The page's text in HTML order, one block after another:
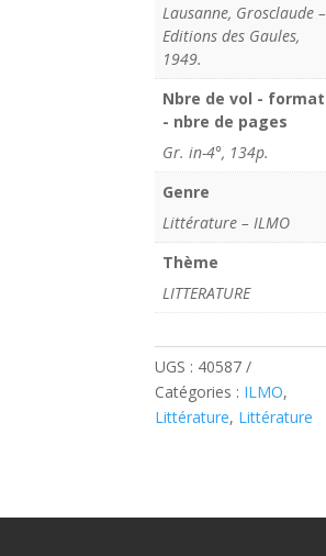
Lausanne, Grosclaude –
Editions des Gaules,
1949.
Nbre de vol - format
- nbre de pages
Gr. in-4°, 134p.
Genre
Littérature – ILMO
Thème
LITTERATURE
UGS : 40587
Catégories : ILMO,
Littérature, Littérature